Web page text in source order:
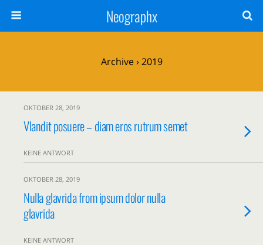
Neographx
Archive › 2019
OKTOBER 28, 2019
Vlandit posuere – diam eros rutrum semet
KEINE ANTWORT
OKTOBER 28, 2019
Nulla glavrida from ipsum dolor nulla
glavrida
KEINE ANTWORT